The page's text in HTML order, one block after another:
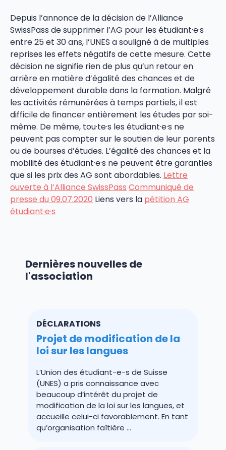
Depuis l’annonce de la décision de l’Alliance
SwissPass de supprimer l’AG pour les étudiant·e·s
entre 25 et 30 ans, l’UNES a souligné à de multiples
reprises les effets négatifs de cette mesure. Cette
décision ne signifie rien de plus qu’un retour en
arrière en matière d’égalité des chances et de
développement durable dans la formation. Malgré
les activités rémunérées à temps partiels, il est
difficile de financer entièrement les études par soi-
même. De même, tou·te·s les étudiant·e·s ne
peuvent pas compter sur le soutien de leur parents
ou de bourses d’études. L’égalité des chances et la
mobilité des étudiant·e·s ne peuvent être garanties
que si les prix des AG sont abordables. Lettre
ouverte à l’Alliance SwissPass Communiqué de
presse du 09.07.2020 Liens vers la pétition AG
étudiant·e·s
Dernières nouvelles de
l'association
DÉCLARATIONS
Projet de modification de la
loi sur les langues
L’Union des étudiant-e-s de Suisse
(UNES) a pris connaissance avec
beaucoup d’intérêt du projet de
modification de la loi sur les langues, et
accueille celui-ci favorablement. En tant
qu’organisation faîtière ...